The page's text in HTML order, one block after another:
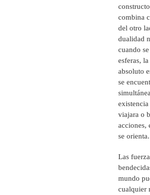
combina
del otro
dualidad
cuando
esferas,
absoluto
se
viajara o
acciones,
se orienta.
Las
mundo
cualquier